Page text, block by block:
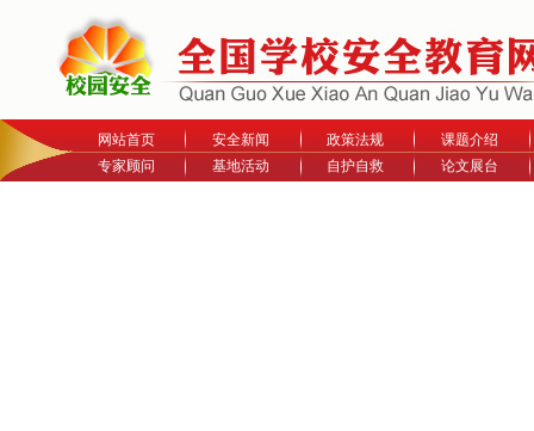
网站首页 安全新闻 政策法规
课题介绍
专家顾问
基地活动 自护自救 论文展台